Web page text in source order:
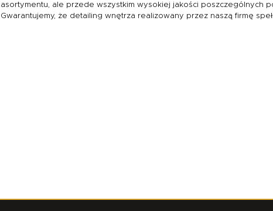
asortymentu, ale przede wszystkim wysokiej jakości poszczególnych
Gwarantujemy, że detailing wnętrza realizowany przez naszą firmę